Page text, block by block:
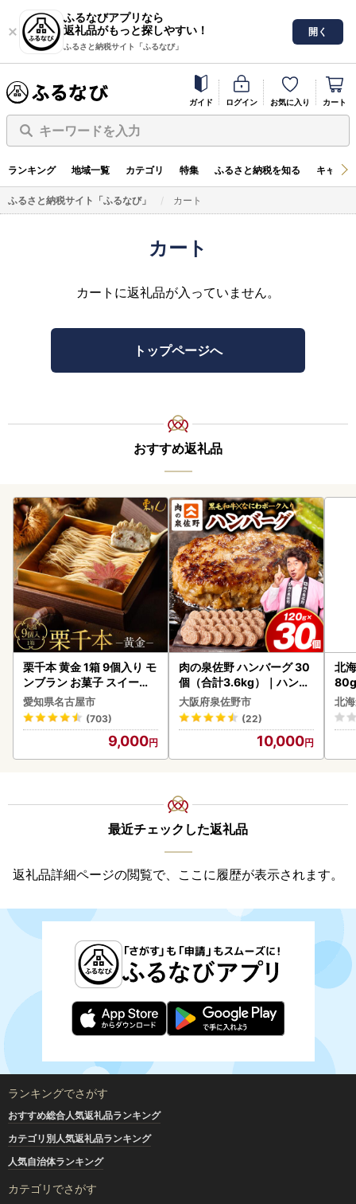
ふるなびアプリなら
返礼品がもっと探しやすい！
ふるさと納税サイト「ふるなび」
開く
ガイド ログイン お気に入り カート
キーワードを入力
ランキング 地域一覧 カテゴリ 特集 ふるさと納税を知る キャン
ふるさと納税サイト「ふるなび」 カート
カート
カートに返礼品が入っていません。
トップページへ
おすすめ返礼品
栗千本 黄金 1箱 9個入り モ
ンブラン お菓子 スイーツ
デザート モンブラン 人気
愛知県名古屋市
(703)
9,000
肉の泉佐野 ハンバーグ 30
個（合計3.6kg）｜ハンバ
ーグ 訳あり 黒毛和牛×なに
わポーク
大阪府泉佐野市
(22)
10,000
北
ク
く
道
北
最近チェックした返礼品
返礼品詳細ページの閲覧で、ここに履歴が表示されます。
ランキングでさがす
おすすめ総合人気返礼品ランキング
カテゴリ別人気返礼品ランキング
人気自治体ランキング
カテゴリでさがす